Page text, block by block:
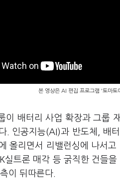
본 영상은 AI 편집 프로그램 '토마토
이 배터리 사업 확장과 그룹
. 인공지능(AI)과 반도체, 배
올리면서 리밸런싱에 나서
실트론 매각 등 굵직한 건들
이 뒤따른다.